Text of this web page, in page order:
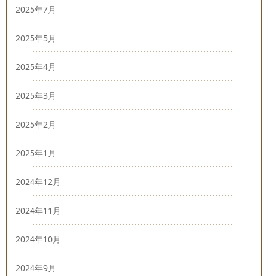
2025年7月
2025年5月
2025年4月
2025年3月
2025年2月
2025年1月
2024年12月
2024年11月
2024年10月
2024年9月